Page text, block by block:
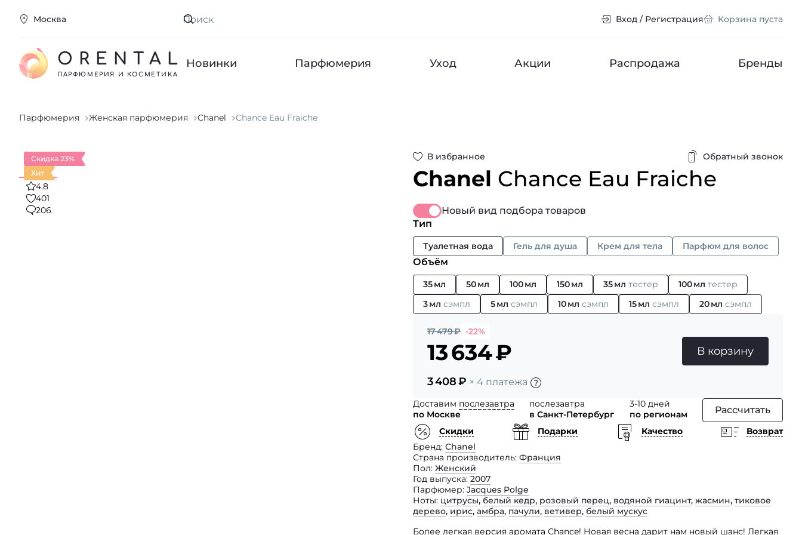
Москва Искать Вход / Регистрация Корзина пуста
ORENTAL
ПАРФЮМЕРИЯ И КОСМЕТИКА
Новинки Парфюмерия Уход Акции Распродажа Бренды
Парфюмерия Женская парфюмерия Chanel Chance Eau Fraiche
В избранное Обратный звонок
Chanel Chance Eau Fraiche
Скидка 23%
Хит
4.8
401
206
Новый вид подбора товаров
Тип
Туалетная вода Гель для душа Крем для тела Парфюм для волос
Объём
35 мл 50 мл 100 мл 150 мл 35 мл тестер 100 мл тестер
3 мл сэмпл 5 мл сэмпл 10 мл сэмпл 15 мл сэмпл 20 мл сэмпл
17 479₽ -22%
13 634₽
3 408₽ × 4 платежа
В корзину
Доставим послезавтра
по Москве
послезавтра
в Санкт-Петербург
3-10 дней
по регионам
Рассчитать
Скидки Подарки Качество
Возврат
Бренд Chanel
Страна производитель Франция
Пол Женский
Год выпуска 2007
Парфюмер Jacques Polge
Ноты цитрусы, белый кедр, розовый перец, водяной гиацинт, жасмин, тиковое
дерево, ирис, амбра, пачули, ветивер, белый мускус
Более легкая версия аромата Chance! Новая весна дарит нам новый шанс! Легкая